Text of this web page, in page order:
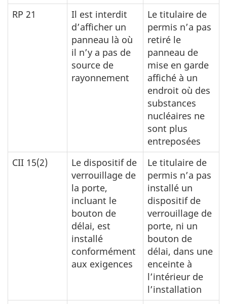
RP 21
Il est interdit
d’afficher un
panneau là où
il n’y a pas de
source de
rayonnement
Le titulaire de
permis n’a pas
retiré le
panneau de
mise en garde
affiché à un
endroit où des
substances
nucléaires ne
sont plus
entreposées
CII 15(2)
Le dispositif de
verrouillage de
la porte,
incluant le
bouton de
délai, est
installé
conformément
aux exigences
Le titulaire de
permis n’a pas
installé un
dispositif de
verrouillage de
porte, ni un
bouton de
délai, dans une
enceinte à
l’intérieur de
l’installation